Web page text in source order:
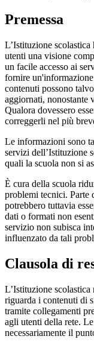
Premessa
L’Istituzione
utenti una visione
un facile accesso ai
fornire
contenuti possono
aggiornati, nonostante
Qualora dovessero
correggerli nel più
Le informazioni sono
servizi dell’Istituzione
quali la scuola non si
È cura della scuola
problemi tecnici. Parte
potrebbero tuttavia
dati o formati non
servizio non subisca
influenzato da tali
Clausola di
L’Istituzione
riguarda i contenuti di
tramite collegamenti
agli utenti della rete.
necessariamente il